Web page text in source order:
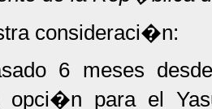
consideraci�n:
6 meses
opci�n para el